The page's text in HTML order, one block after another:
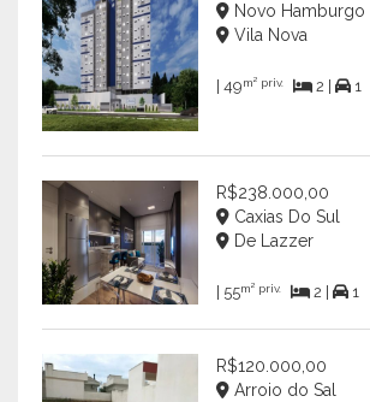
Novo Hamburgo
Vila Nova
| 49m² priv. 2 | 1
R$238.000,00
Caxias Do Sul
De Lazzer
| 55m² priv. 2 | 1
R$120.000,00
Arroio do Sal